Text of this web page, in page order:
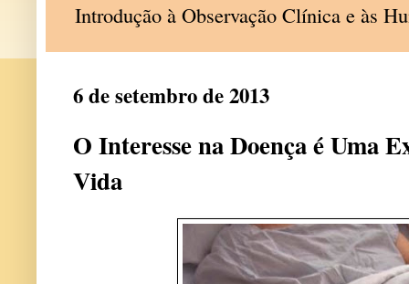
Introdução à Observação Clínica e às
6 de setembro de 2013
O Interesse na Doença é Uma
Vida